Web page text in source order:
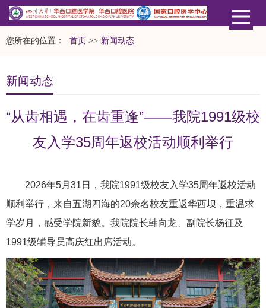
您所在的位置： 首页 >> 新闻动态
新闻动态
“从齿相遇，在齿重逢”——我院1991级校
友入学35周年返校活动顺利举行
2026年5月31日，我院1991级校友入学35周年返校活动
顺利举行，来自五湖四海的20余名校友重返华西坝，重温求
学岁月，感受学院新貌。我院院长韩向龙、副院长杨征及
1991级辅导员高庆红出席活动。